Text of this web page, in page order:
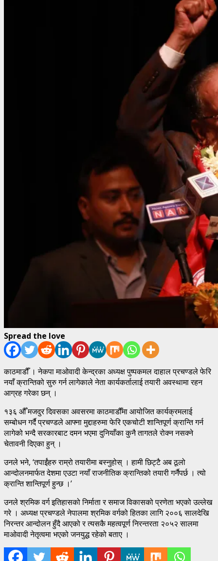
Spread the love
काठमाडौँ । नेकपा माओवादी केन्द्रका अध्यक्ष पुष्पकमल दाहाल प्रचण्डले फेरि
नयाँ क्रान्तिको सुरु गर्न लागेकाले नेता कार्यकर्तालाई तयारी अवस्थामा रहन
आग्रह गरेका छन् ।
१३६ औँ मजदुर दिवसका अवसरमा काठमाडौँमा आयोजित कार्यक्रमलाई
सम्बोधन गर्दै प्रचण्डले आफ्ना मुद्दाहरुमा फेरि एकचोटी शान्तिपूर्ण क्रान्ति गर्न
लागेको भन्दै सरकारबाट दमन भएमा दुनियाँका कुनै तागतले रोक्न नसक्ने
चेतावनी दिएका हुन् ।
उनले भने, ‘तपाईंहरु राम्रो तयारीमा बस्नुहोस् । हामी छिट्टै अब ठूलो
आन्दोलनमार्फत देशमा एउटा नयाँ राजनीतिक क्रान्तिको तयारी गर्नैपर्छ । त्यो
क्रान्ति शान्तिपूर्ण हुन्छ ।’
उनले श्रमिक वर्ग इतिहासको निर्माता र समाज विकासको प्रणेता भएको उल्लेख
गरे । अध्यक्ष प्रचण्डले नेपालमा श्रमिक वर्गको हितका लागि २००६ सालदेखि
निरन्तर आन्दोलन हुँदै आएको र त्यसकै महत्वपूर्ण निरन्तरता २०५२ सालमा
माओवादी नेतृत्वमा भएको जनयुद्ध रहेको बताए ।